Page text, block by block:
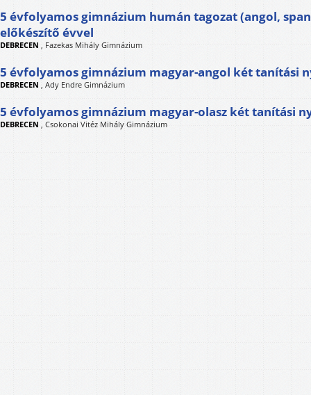
5 évfolyamos gimnázium humán tagozat (angol,
előkészítő évvel
DEBRECEN , Fazekas Mihály Gimnázium
5 évfolyamos gimnázium magyar-angol két tanítási
DEBRECEN , Ady Endre Gimnázium
5 évfolyamos gimnázium magyar-olasz két tanítási
DEBRECEN , Csokonai Vitéz Mihály Gimnázium